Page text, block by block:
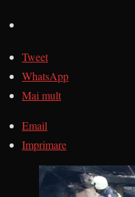
Tweet
WhatsApp
Mai mult
Email
Imprimare